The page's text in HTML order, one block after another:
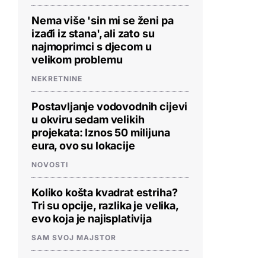
Nema više 'sin mi se ženi pa
izađi iz stana', ali zato su
najmoprimci s djecom u
velikom problemu
NEKRETNINE
Postavljanje vodovodnih cijevi
u okviru sedam velikih
projekata: Iznos 50 milijuna
eura, ovo su lokacije
NOVOSTI
Koliko košta kvadrat estriha?
Tri su opcije, razlika je velika,
evo koja je najisplativija
SAM SVOJ MAJSTOR